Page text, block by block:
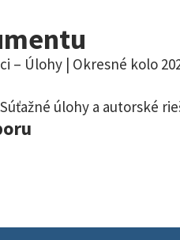
– Úlohy | Okresné kolo
Súťažné úlohy a autorské